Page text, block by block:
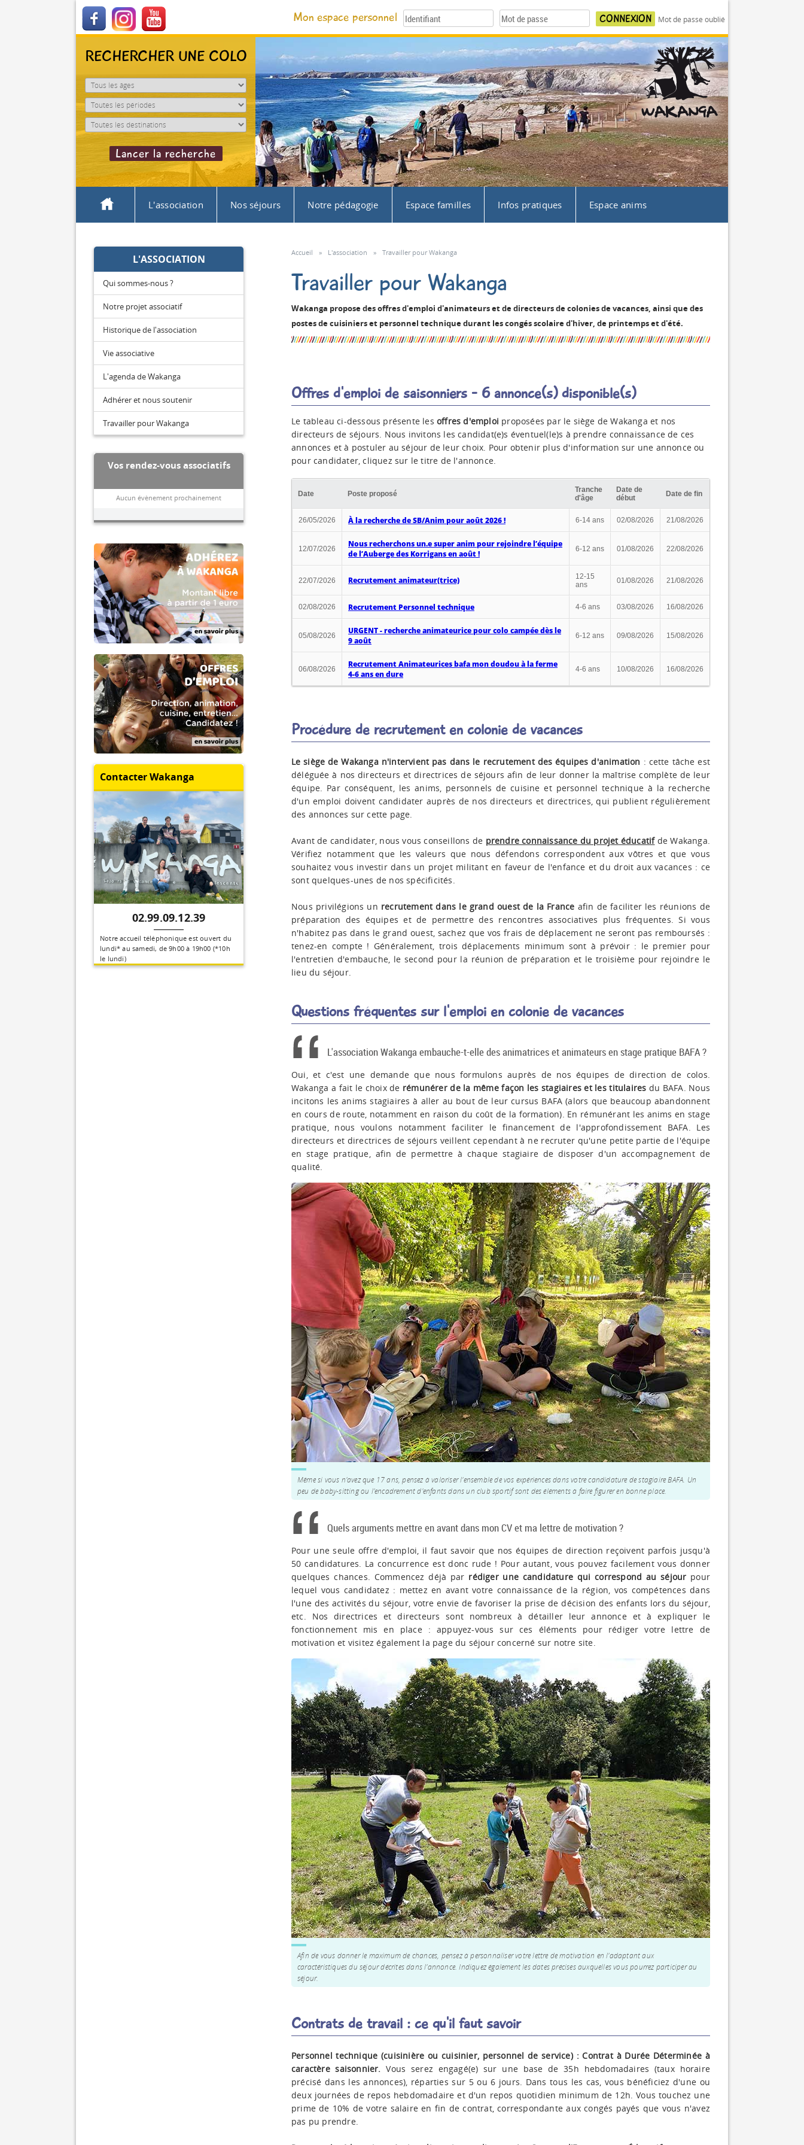
Mon espace personnel Mot de passe oublié
RECHERCHER UNE COLO
L'association Nos séjours Notre pédagogie Espace familles Infos pratiques Espace anims
Accueil » L'association » Travailler pour Wakanga
Travailler pour Wakanga
Wakanga propose des offres d'emploi d'animateurs et de directeurs de colonies de vacances, ainsi que des
postes de cuisiniers et personnel technique durant les congés scolaire d'hiver, de printemps et d'été.
Offres d'emploi de saisonniers - 6 annonce(s) disponible(s)
Le tableau ci-dessous présente les offres d'emploi proposées par le siège de Wakanga et nos
directeurs de séjours. Nous invitons les candidat(e)s éventuel(le)s à prendre connaissance de ces
annonces et à postuler au séjour de leur choix. Pour obtenir plus d'information sur une annonce ou
pour candidater, cliquez sur le titre de l'annonce.
Date Poste proposé
Tranche
d'âge
Date de
début
Date de fin
26/05/2026 À la recherche de SB/Anim pour août 2026 ! 6-14 ans 02/08/2026 21/08/2026
12/07/2026
Nous recherchons un.e super anim pour rejoindre l’équipe
de l’Auberge des Korrigans en août !
6-12 ans 01/08/2026 22/08/2026
22/07/2026 Recrutement animateur(trice)
12-15
ans
01/08/2026 21/08/2026
02/08/2026 Recrutement Personnel technique 4-6 ans 03/08/2026 16/08/2026
05/08/2026
URGENT - recherche animateurice pour colo campée dès le
9 août
6-12 ans 09/08/2026 15/08/2026
06/08/2026
Recrutement Animateurices bafa mon doudou à la ferme
4-6 ans en dure
4-6 ans 10/08/2026 16/08/2026
Procédure de recrutement en colonie de vacances
Le siège de Wakanga n'intervient pas dans le recrutement des équipes d'animation : cette tâche est
déléguée à nos directeurs et directrices de séjours afin de leur donner la maîtrise complète de leur
équipe. Par conséquent, les anims, personnels de cuisine et personnel technique à la recherche
d'un emploi doivent candidater auprès de nos directeurs et directrices, qui publient régulièrement
des annonces sur cette page.
Avant de candidater, nous vous conseillons de prendre connaissance du projet éducatifde Wakanga.
Vérifiez notamment que les valeurs que nous défendons correspondent aux vôtres et que vous
souhaitez vous investir dans un projet militant en faveur de l'enfance et du droit aux vacances : ce
sont quelques-unes de nos spécificités.
Nous privilégions un recrutement dans le grand ouest de la France afin de faciliter les réunions de
préparation des équipes et de permettre des rencontres associatives plus fréquentes. Si vous
n'habitez pas dans le grand ouest, sachez que vos frais de déplacement ne seront pas remboursés :
tenez-en compte ! Généralement, trois déplacements minimum sont à prévoir : le premier pour
l'entretien d'embauche, le second pour la réunion de préparation et le troisième pour rejoindre le
lieu du séjour.
Questions fréquentes sur l'emploi en colonie de vacances
L'association Wakanga embauche-t-elle des animatrices et animateurs en stage pratique BAFA ?
Oui, et c'est une demande que nous formulons auprès de nos équipes de direction de colos.
Wakanga a fait le choix de rémunérer de la même façon les stagiaires et les titulaires du BAFA. Nous
incitons les anims stagiaires à aller au bout de leur cursus BAFA (alors que beaucoup abandonnent
en cours de route, notamment en raison du coût de la formation). En rémunérant les anims en stage
pratique, nous voulons notamment faciliter le financement de l'approfondissement BAFA. Les
directeurs et directrices de séjours veillent cependant à ne recruter qu'une petite partie de l'équipe
en stage pratique, afin de permettre à chaque stagiaire de disposer d'un accompagnement de
qualité.
Même si vous n'avez que 17 ans, pensez à valoriser l'ensemble de vos expériences dans votre candidature de stagiaire BAFA. Un
peu de baby-sitting ou l'encadrement d'enfants dans un club sportif sont des éléments à faire figurer en bonne place.
Quels arguments mettre en avant dans mon CV et ma lettre de motivation ?
Pour une seule offre d'emploi, il faut savoir que nos équipes de direction reçoivent parfois jusqu'à
50 candidatures. La concurrence est donc rude ! Pour autant, vous pouvez facilement vous donner
quelques chances. Commencez déjà par rédiger une candidature qui correspond au séjour pour
lequel vous candidatez : mettez en avant votre connaissance de la région, vos compétences dans
l'une des activités du séjour, votre envie de favoriser la prise de décision des enfants lors du séjour,
etc. Nos directrices et directeurs sont nombreux à détailler leur annonce et à expliquer le
fonctionnement mis en place : appuyez-vous sur ces éléments pour rédiger votre lettre de
motivation et visitez également la page du séjour concerné sur notre site.
Afin de vous donner le maximum de chances, pensez à personnaliser votre lettre de motivation en l'adaptant aux
caractéristiques du séjour décrites dans l'annonce. Indiquez également les dates précises auxquelles vous pourrez participer au
séjour.
Contrats de travail : ce qu'il faut savoir
Personnel technique (cuisinière ou cuisinier, personnel de service) : Contrat à Durée Déterminée à
caractère saisonnier. Vous serez engagé(e) sur une base de 35h hebdomadaires (taux horaire
précisé dans les annonces), réparties sur 5 ou 6 jours. Dans tous les cas, vous bénéficiez d'une ou
deux journées de repos hebdomadaire et d'un repos quotidien minimum de 12h. Vous touchez une
prime de 10% de votre salaire en fin de contrat, correspondante aux congés payés que vous n'avez
pas pu prendre.
L'ASSOCIATION
Qui sommes-nous ?
Notre projet associatif
Historique de l'association
Vie associative
L'agenda de Wakanga
Adhérer et nous soutenir
Travailler pour Wakanga
Vos rendez-vous associatifs
Aucun évènement prochainement
Contacter Wakanga
02.99.09.12.39
Notre accueil téléphonique est ouvert du
lundi* au samedi, de 9h00 à 19h00 (*10h
le lundi)